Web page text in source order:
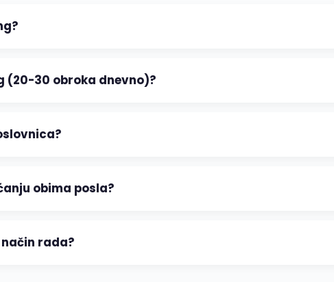
(20-30 obroka dnevno)?
obima posla?
rada?